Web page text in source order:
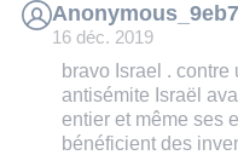
16 déc. 2019
bravo Israel .
antisémite Israël
entier et même ses
bénéficient des